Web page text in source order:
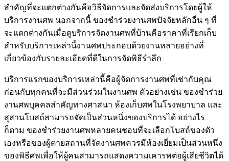
สำคัญที่จะแตกต่างกันคือวิธีจัดการและจัดส่งบริการโดยผู้ให้
บริการงานศพ นอกจากนี้ ของชำร่วยงานศพปัจจัยหลักอื่น ๆ ที่
จะแตกต่างกันเมื่อดูบริการจัดงานศพที่บ้านคือราคาที่เรียกเก็บ
สำหรับบริการเหล่านี้งานศพประกอบด้วยงานหลายอย่างที่
เกี่ยวข้องกับรายละเอียดที่ดีในการจัดพิธีรำลึก
บริการแรกของบริการเหล่านี้คือผู้จัดการงานศพที่เช่ากับคุณ
ก่อนกับทุกคนที่จะมีส่วนร่วมในงานศพ ตัวอย่างเช่น ของชำร่วย
งานศพบุคคลสำคัญทางศาสนา ห้องเก็บศพในโรงพยาบาล และ
สุสานโบสถ์สามารถจัดเป็นส่วนหนึ่งของบริการได้ อย่างไร
ก็ตาม ของชำร่วยงานศพหลายคนชอบที่จะเลือกโบสถ์ของตัว
เองหรือของผู้ตายสถานที่จัดงานศพควรมีห้องเยี่ยมเป็นส่วนหนึ่ง
ของพิธีศพเพื่อให้ผู้คนสามารถแสดงความเคารพต่อผู้เสียชีวิตได้